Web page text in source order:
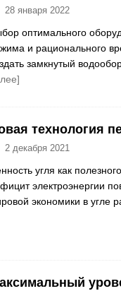
28 января 2022
оптимального
и рационального
замкнутый
технология
2 декабря 2021
угля как
электроэнергии
экономики в угле